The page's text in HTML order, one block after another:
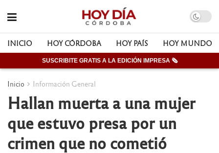
INICIO HOY CÓRDOBA HOY PAÍS HOY MUNDO
SUSCRIBITE GRATIS A LA EDICIÓN IMPRESA 🗞
Inicio Información General
Hallan muerta a una mujer
que estuvo presa por un
crimen que no cometió